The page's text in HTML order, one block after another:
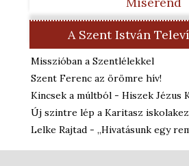
A Szent István
Misszióban a Szentlélekkel
Szent Ferenc az örömre hív!
Kincsek a múltból - Hiszek Jézus
Új szintre lép a Karitasz
Lelke Rajtad - „Hivatásunk egy